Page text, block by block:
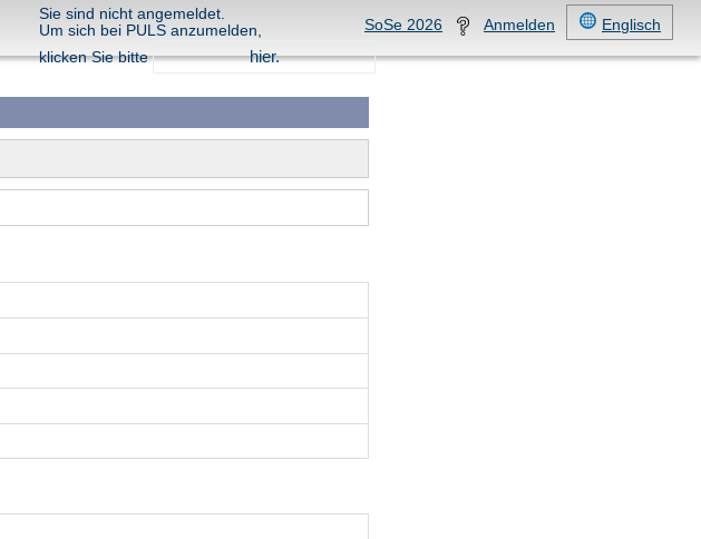
Englisch
Anmelden
SoSe 2026
Sie sind nicht angemeldet.
Um sich bei PULS anzumelden,
klicken Sie bitte
hier.